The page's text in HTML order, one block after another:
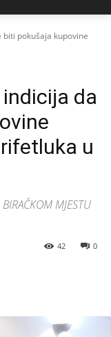
pokušaja kupovine
da
u
MJESTU
0
42